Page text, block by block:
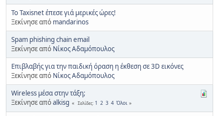
Το Taxisnet έπεσε γιά μερικές ώρες!
Ξεκίνησε από mandarinos
Spam phishing chain email
Ξεκίνησε από Νίκος Αδαμόπουλος
Επιβλαβής για την παιδική όραση η έκθεση σε 3D εικόνες
Ξεκίνησε από Νίκος Αδαμόπουλος
Wireless μέσα στην τάξη;
Ξεκίνησε απόalkisg Σελίδες 1 2 3 4 Όλοι